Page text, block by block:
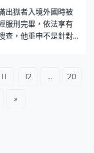
出獄者入境外國時被
服刑完畢，依法享有
查，他重申不是針對
局長鄧炳強被問到對
「就著因為國安法服
情況與香港其他市民
11 12 ... 20
»